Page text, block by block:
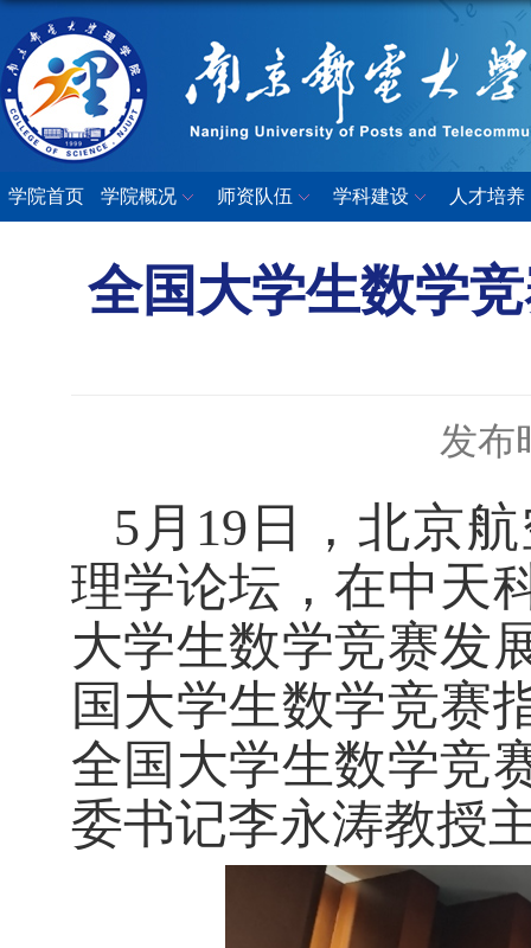
学院首页 学院概况 师资队伍 学科建设 人才培养
全国大学生数学
发布
5月19日，北京
理学论坛，在中天
大学生数学竞赛发
国大学生数学竞赛
全国大学生数学竞
委书记李永涛教授